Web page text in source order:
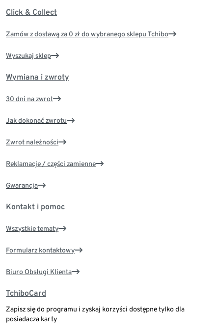
Click & Collect
Zamów z dostawą za 0 zł do wybranego sklepu Tchibo
Wyszukaj sklep
Wymiana i zwroty
30 dni na zwrot
Jak dokonać zwrotu
Zwrot należności
Reklamacje / części zamienne
Gwarancja
Kontakt i pomoc
Wszystkie tematy
Formularz kontaktowy
Biuro Obsługi Klienta
TchiboCard
Zapisz się do programu i zyskaj korzyści dostępne tylko dla
posiadacza karty